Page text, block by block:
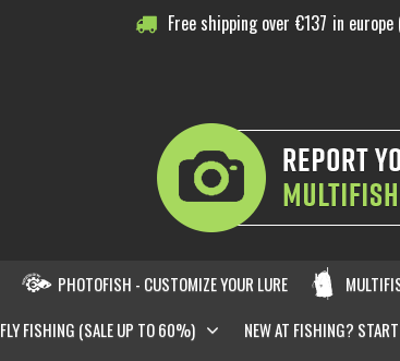
Free shipping over €137 in
PHOTOFISH - CUSTOMIZE YOUR LURE
FLY FISHING (SALE UP TO 60%) NEW AT FISHING?